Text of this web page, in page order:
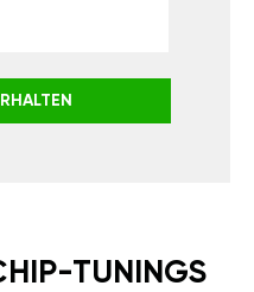
TUNINGS